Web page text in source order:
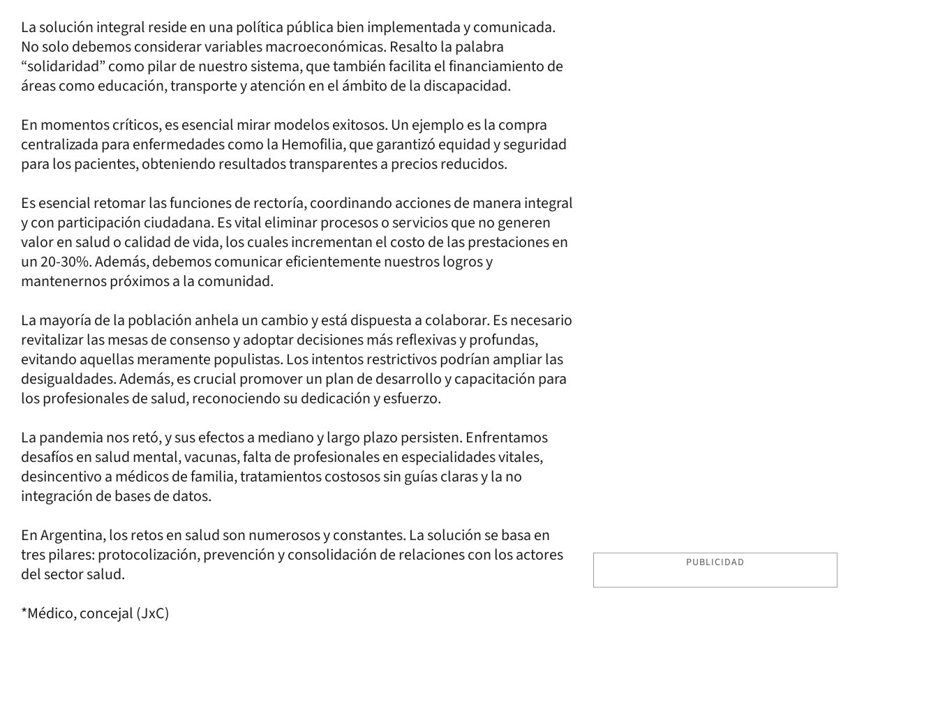
La solución integral reside en una política pública bien implementada y comunicada.
No solo debemos considerar variables macroeconómicas. Resalto la palabra
“solidaridad” como pilar de nuestro sistema, que también facilita el financiamiento de
áreas como educación, transporte y atención en el ámbito de la discapacidad.
En momentos críticos, es esencial mirar modelos exitosos. Un ejemplo es la compra
centralizada para enfermedades como la Hemofilia, que garantizó equidad y seguridad
para los pacientes, obteniendo resultados transparentes a precios reducidos.
Es esencial retomar las funciones de rectoría, coordinando acciones de manera integral
y con participación ciudadana. Es vital eliminar procesos o servicios que no generen
valor en salud o calidad de vida, los cuales incrementan el costo de las prestaciones en
un 20-30%. Además, debemos comunicar eficientemente nuestros logros y
mantenernos próximos a la comunidad.
La mayoría de la población anhela un cambio y está dispuesta a colaborar. Es necesario
revitalizar las mesas de consenso y adoptar decisiones más reflexivas y profundas,
evitando aquellas meramente populistas. Los intentos restrictivos podrían ampliar las
desigualdades. Además, es crucial promover un plan de desarrollo y capacitación para
los profesionales de salud, reconociendo su dedicación y esfuerzo.
La pandemia nos retó, y sus efectos a mediano y largo plazo persisten. Enfrentamos
desafíos en salud mental, vacunas, falta de profesionales en especialidades vitales,
desincentivo a médicos de familia, tratamientos costosos sin guías claras y la no
integración de bases de datos.
En Argentina, los retos en salud son numerosos y constantes. La solución se basa en
tres pilares: protocolización, prevención y consolidación de relaciones con los actores
del sector salud.
*Médico, concejal (JxC)
PUBLICIDAD